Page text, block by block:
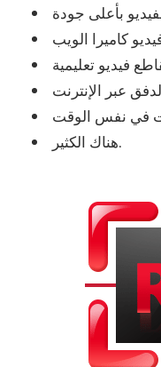
بأعلى جودة
كاميرا الويب
فيديو تعليمية
عبر الإنترنت
في نفس الوقت
هناك الكثير.